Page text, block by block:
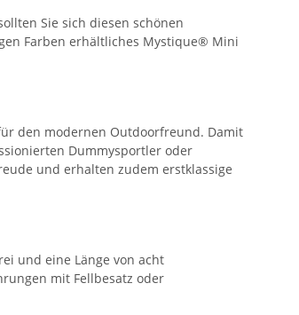
Sie sich diesen schönen
Farben erhältliches Mystique® Mini
den modernen Outdoorfreund. Damit
Dummysportler oder
und erhalten zudem erstklassige
und eine Länge von acht
mit Fellbesatz oder